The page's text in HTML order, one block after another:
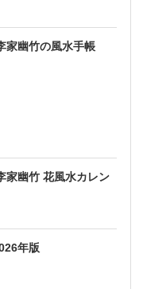
家幽竹の風水手帳
家幽竹 花風水カレン
年版